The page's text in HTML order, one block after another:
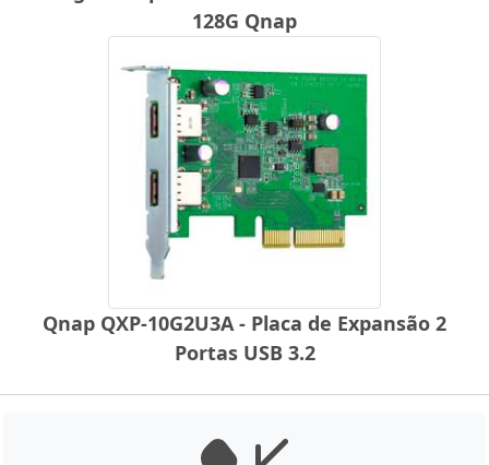
128G Qnap
Qnap QXP-10G2U3A - Placa de Expansão 2
Portas USB 3.2